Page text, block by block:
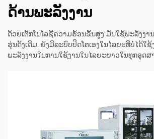
ດ້ານພະລັງງານ
ດ້ວຍເຕັກໂນໂລຊີຄວາມຮ້ອນຂັ້ນສູງ ມັນໃຊ້ພະລັງງາ
ຮຸ່ນດັ້ງເດີມ. ຍັງມີລະບົບປິດໂຕເອງໃນໄລຍະທີ່ບໍ່ໄດ້ໃ
ພະລັງງານໃນການໃຊ້ງານໃນໄລຍະຍາວໃນທຸກອຸດສ